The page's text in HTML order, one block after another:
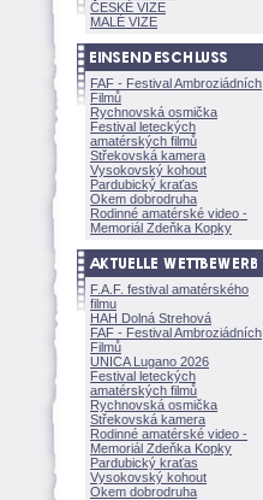
ČESKÉ VIZE
MALÉ VIZE
FAF - Festival Ambroziádních
Filmů
Rychnovská osmička
Festival leteckých
amatérských filmů
Střekovská kamera
Vysokovský kohout
Pardubický kraťas
Okem dobrodruha
Rodinné amatérské video -
Memoriál Zdeňka Kopky
F.A.F. festival amatérského
filmu
HAH Dolná Strehov
FAF - Festival Ambroziádních
Filmů
UNICA Lugano 2026
Festival leteckých
amatérských filmů
Rychnovská osmička
Střekovská kamera
Rodinné amatérské video -
Memoriál Zdeňka Kopky
Pardubický kraťas
Vysokovský kohout
Okem dobrodruha